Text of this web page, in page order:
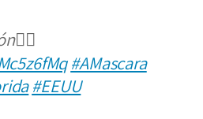
#AMascara
#EEUU